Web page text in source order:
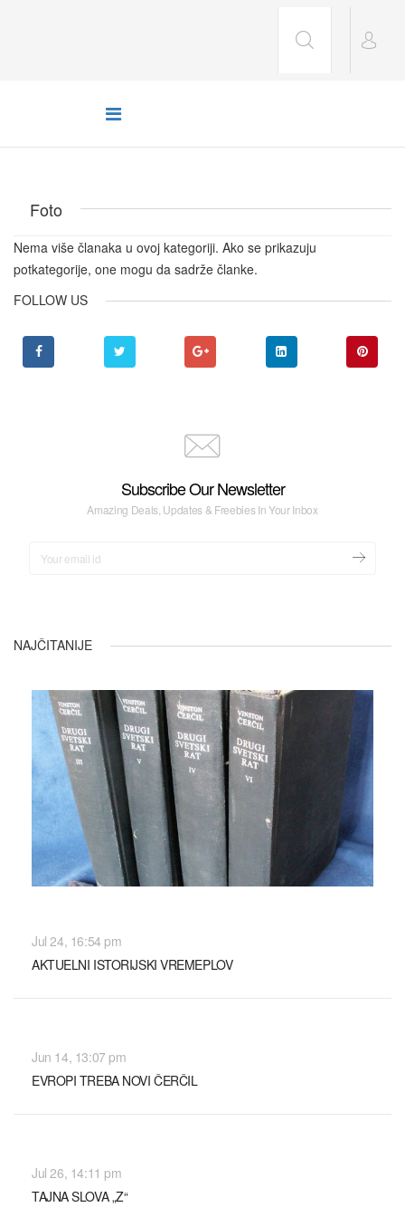
Foto
Nema više članaka u ovoj kategoriji. Ako se prikazuju
potkategorije, one mogu da sadrže članke.
FOLLOW US
Subscribe Our Newsletter
Amazing Deals, Updates & Freebies In Your Inbox
NAJČITANIJE
Jul 24, 16:54 pm
AKTUELNI ISTORIJSKI VREMEPLOV
Jun 14, 13:07 pm
EVROPI TREBA NOVI ČERČIL
Jul 26, 14:11 pm
TAJNA SLOVA „Z“